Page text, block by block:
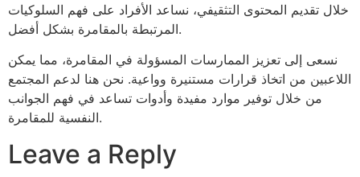
خلال تقديم المحتوى التثقيفي، نساعد الأفراد على فهم السلوكيات
المرتبطة بالمقامرة بشكل أفضل.
نسعى إلى تعزيز الممارسات المسؤولة في المقامرة، مما يمكن
اللاعبين من اتخاذ قرارات مستنيرة وواعية. نحن هنا لدعم المجتمع
من خلال توفير موارد مفيدة وأدوات تساعد في فهم الجوانب
النفسية للمقامرة.
Leave a Reply